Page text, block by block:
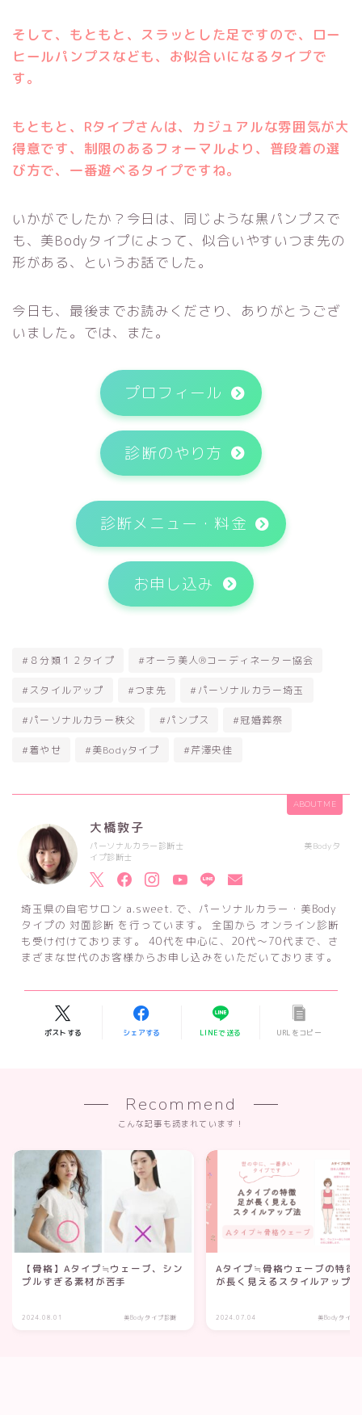
そして、もともと、スラッとした足ですので、ロー
ヒールパンプスなども、お似合いになるタイプで
す。
もともと、Rタイプさんは、カジュアルな雰囲気が大
得意です、制限のあるフォーマルより、普段着の選
び方で、一番遊べるタイプですね。
いかがでしたか？今日は、同じような黒パンプスで
も、美Bodyタイプによって、似合いやすいつま先の
形がある、というお話でした。
今日も、最後までお読みくださり、ありがとうござ
いました。では、また。
プロフィール
診断のやり方
診断メニュー・料金
お申し込み
#８分類１２タイプ #オーラ美人®コーディネーター協会
#スタイルアップ #つま先 #パーソナルカラー埼玉
#パーソナルカラー秩父 #パンプス #冠婚葬祭
#着やせ #美Bodyタイプ #芹澤央佳
ABOUT ME
大橋敦子
パーソナルカラー診断士 美Bodyタ
イプ診断士
埼玉県の自宅サロン a.sweet. で、パーソナルカラー・美Body
タイプの 対面診断 を行っています。 全国から オンライン診断
も受け付けております。 40代を中心に、20代～70代まで、さ
まざまな世代のお客様からお申し込みをいただいております。
ポストする シェアする LINEで送る URLをコピー
Recommend
こんな記事も読まれています！
【骨格】Aタイプ≒ウェーブ、シン
プルすぎる素材が苦手
2024.08.01 美Bodyタイプ診断
Aタイプ≒骨格ウェーブの特徴
が長く見えるスタイルアップ法
2024.07.04 美Bodyタイプ